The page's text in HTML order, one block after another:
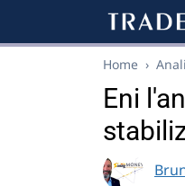
Home ›
Eni